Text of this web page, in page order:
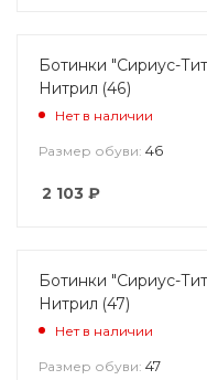
Ботинки "Сириус-
Нитрил (46)
Нет в наличии
Размер обуви: 46
2 103 ₽
Ботинки "Сириус-
Нитрил (47)
Нет в наличии
Размер обуви: 47